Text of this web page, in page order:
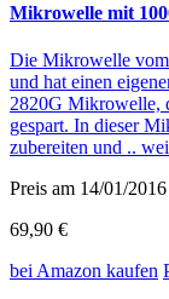
Mikrowelle mit
Die Mikrowelle
und hat einen
2820G Mikrowelle,
gespart. In dieser
zubereiten und ..
Preis am 14/01/2016
69,90 €
bei Amazon kaufen